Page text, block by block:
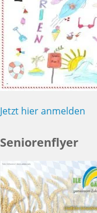
Jetzt hier anmelden
Seniorenflyer